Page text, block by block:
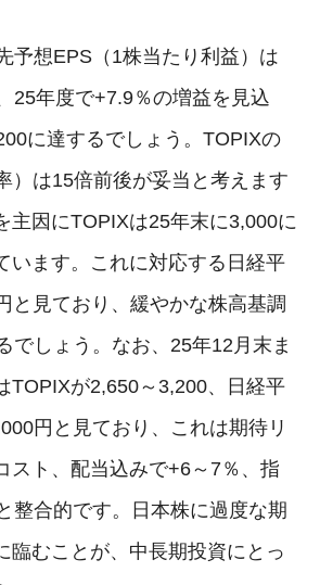
予想EPS（1株当たり利益）は
25年度で+7.9％の増益を見込
に達するでしょう。TOPIXの
）は15倍前後が妥当と考えます
主因にTOPIXは25年末に3,000に
います。これに対応する日経平
と見ており、緩やかな株高基調
でしょう。なお、25年12月末ま
TOPIXが2,650～3,200、日経平
円と見ており、これは期待リ
スト、配当込みで+6～7％、指
整合的です。日本株に過度な期
臨むことが、中長期投資にとっ